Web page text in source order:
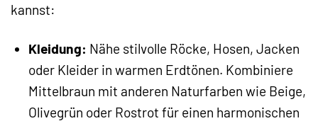
kannst:
Kleidung: Nähe stilvolle Röcke, Hosen, Jacken
oder Kleider in warmen Erdtönen. Kombiniere
Mittelbraun mit anderen Naturfarben wie Beige,
Olivegrün oder Rostrot für einen harmonischen